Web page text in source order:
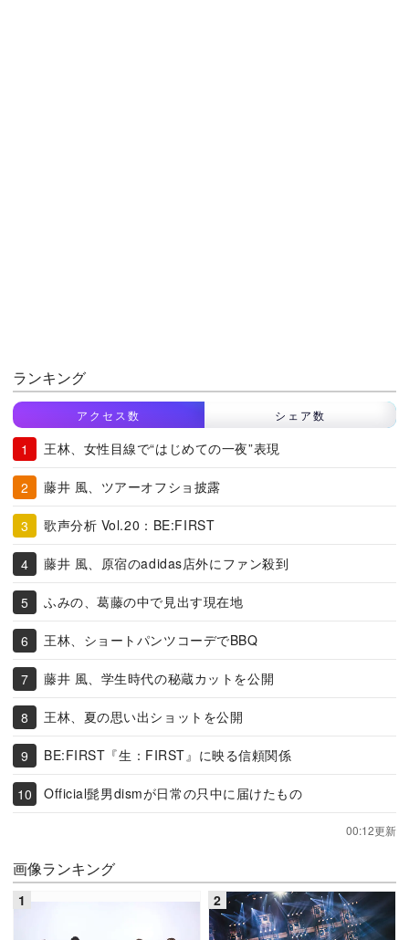
ランキング
アクセス数 シェア数
王林、女性目線で“はじめての一夜”表現
藤井 風、ツアーオフショ披露
歌声分析 Vol.20：BE:FIRST
藤井 風、原宿のadidas店外にファン殺到
ふみの、葛藤の中で見出す現在地
王林、ショートパンツコーデでBBQ
藤井 風、学生時代の秘蔵カットを公開
王林、夏の思い出ショットを公開
BE:FIRST『生：FIRST』に映る信頼関係
Official髭男dismが日常の只中に届けたもの
00:12更新
画像ランキング